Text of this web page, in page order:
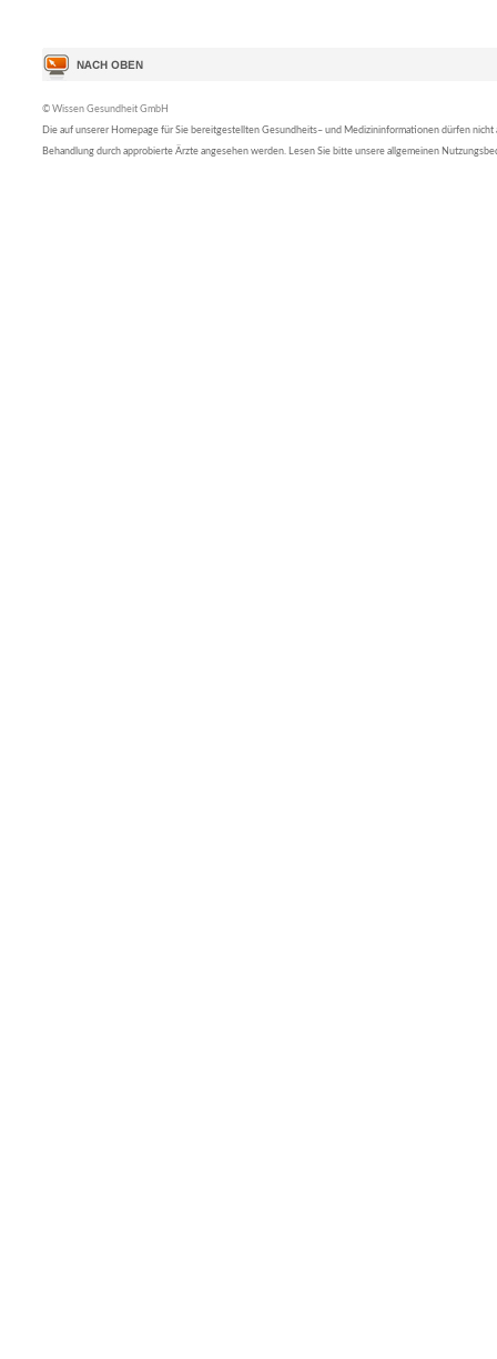
© Wissen Gesundheit GmbH
Die auf unserer Homepage für Sie bereitgestellten Gesundheits– und Medizininformationen dürfen nicht
Behandlung durch approbierte Ärzte angesehen werden. Lesen Sie bitte unsere allgemeinen